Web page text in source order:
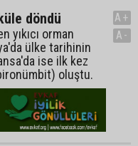
döndü
yıkıcı orman
ülke tarihinin
ise ilk kez
oluştu.
A+
A-